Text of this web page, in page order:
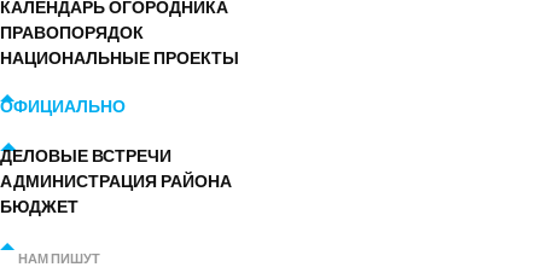
КАЛЕНДАРЬ ОГОРОДНИКА
ПРАВОПОРЯДОК
НАЦИОНАЛЬНЫЕ ПРОЕКТЫ
ОФИЦИАЛЬНО
ДЕЛОВЫЕ ВСТРЕЧИ
АДМИНИСТРАЦИЯ РАЙОНА
БЮДЖЕТ
НАМ ПИШУТ